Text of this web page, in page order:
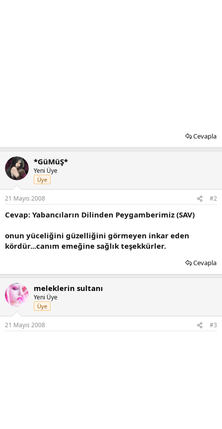
Cevapla
*GüMüŞ*
Yeni Üye
Üye
21 Mayıs 2008 #2
Cevap: Yabancıların Dilinden Peygamberimiz (SAV)
onun yüceliğini güzelliğini görmeyen inkar eden
kördür...canım emeğine sağlık teşekkürler.
Cevapla
meleklerin sultanı
Yeni Üye
Üye
21 Mayıs 2008 #3